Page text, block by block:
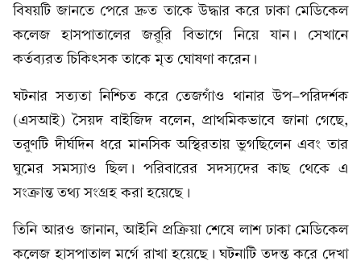
বিষয়টি জানতে পেরে দ্রুত তাকে উদ্ধার করে ঢাকা মেডিকেল
কলেজ হাসপাতালের জরুরি বিভাগে নিয়ে যান। সেখানে
কর্তব্যরত চিকিৎসক তাকে মৃত ঘোষণা করেন।
ঘটনার সত্যতা নিশ্চিত করে তেজগাঁও থানার উপ-পরিদর্শক
(এসআই) সৈয়দ বাইজিদ বলেন, প্রাথমিকভাবে জানা গেছে,
তরুণটি দীর্ঘদিন ধরে মানসিক অস্থিরতায় ভুগছিলেন এবং তার
ঘুমের সমস্যাও ছিল। পরিবারের সদস্যদের কাছ থেকে এ
সংক্রান্ত তথ্য সংগ্রহ করা হয়েছে।
তিনি আরও জানান, আইনি প্রক্রিয়া শেষে লাশ ঢাকা মেডিকেল
কলেজ হাসপাতাল মর্গে রাখা হয়েছে। ঘটনাটি তদন্ত করে দেখা